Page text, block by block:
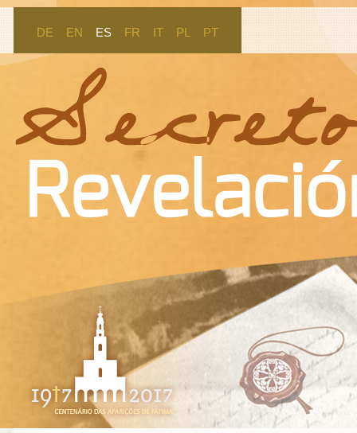
DE EN ES FR IT PL PT